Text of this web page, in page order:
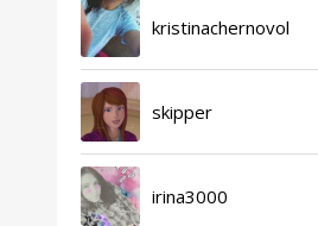
kristinachernovol
skipper
irina3000